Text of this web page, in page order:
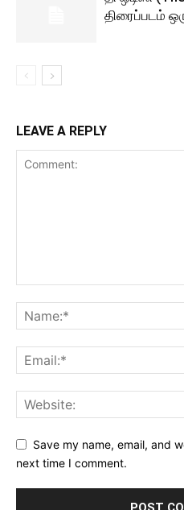
திரைப்படம்
LEAVE A REPLY
Save my name, email, and
next time I comment.